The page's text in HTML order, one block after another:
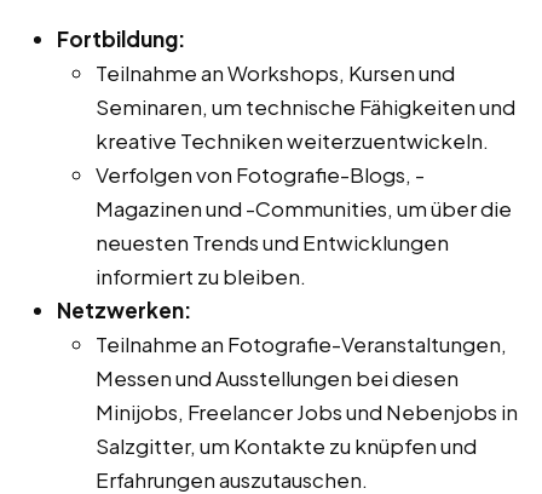
Fortbildung:
Teilnahme an Workshops, Kursen und
Seminaren, um technische Fähigkeiten und
kreative Techniken weiterzuentwickeln.
Verfolgen von Fotografie-Blogs, -
Magazinen und -Communities, um über die
neuesten Trends und Entwicklungen
informiert zu bleiben.
Netzwerken:
Teilnahme an Fotografie-Veranstaltungen,
Messen und Ausstellungen bei diesen
Minijobs, Freelancer Jobs und Nebenjobs in
Salzgitter, um Kontakte zu knüpfen und
Erfahrungen auszutauschen.